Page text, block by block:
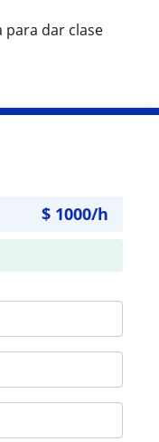
para dar clase
$ 1000/h